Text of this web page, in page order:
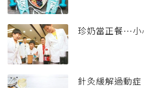
珍奶當正餐…小
針灸緩解過動